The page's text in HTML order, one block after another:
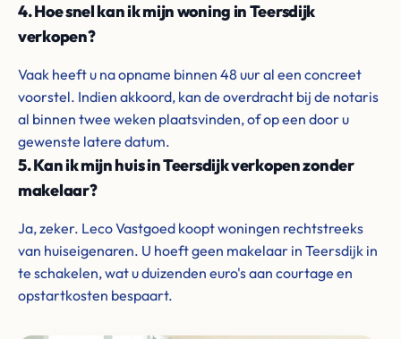
4. Hoe snel kan ik mijn woning in Teersdijk
verkopen?
Vaak heeft u na opname binnen 48 uur al een concreet
voorstel. Indien akkoord, kan de overdracht bij de notaris
al binnen twee weken plaatsvinden, of op een door u
gewenste latere datum.
5. Kan ik mijn huis in Teersdijk verkopen zonder
makelaar?
Ja, zeker. Leco Vastgoed koopt woningen rechtstreeks
van huiseigenaren. U hoeft geen makelaar in Teersdijk in
te schakelen, wat u duizenden euro's aan courtage en
opstartkosten bespaart.